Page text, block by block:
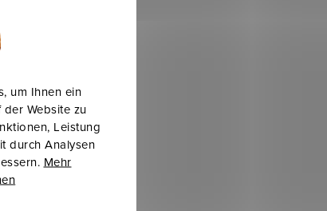
um Ihnen ein
Website zu
Leistung
durch Analysen
Mehr